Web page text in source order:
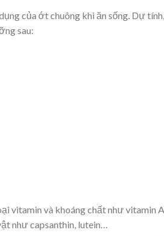
của ớt chuông khi ăn sống. Dự tính,
sau:
vitamin và khoáng chất như vitamin
như capsanthin, lutein…